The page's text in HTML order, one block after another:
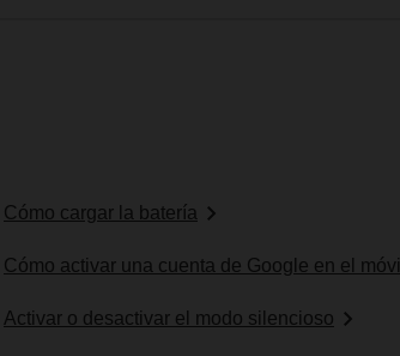
Cómo cargar la batería
Cómo activar una cuenta de Google en el móvil
Activar o desactivar el modo silencioso